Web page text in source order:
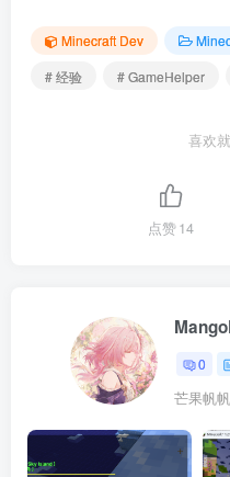
src/main/kotlin
中；
用）Java，那么你的Java
额外参数，指定了玩家名为
PlayerXXX ，其中
置了。
仓库 repositories
repositories 设置了项
Maven仓库，是Java项目
Minecraft Dev
# 经验
# GameHelper
喜欢
点赞14
0
芒果帆